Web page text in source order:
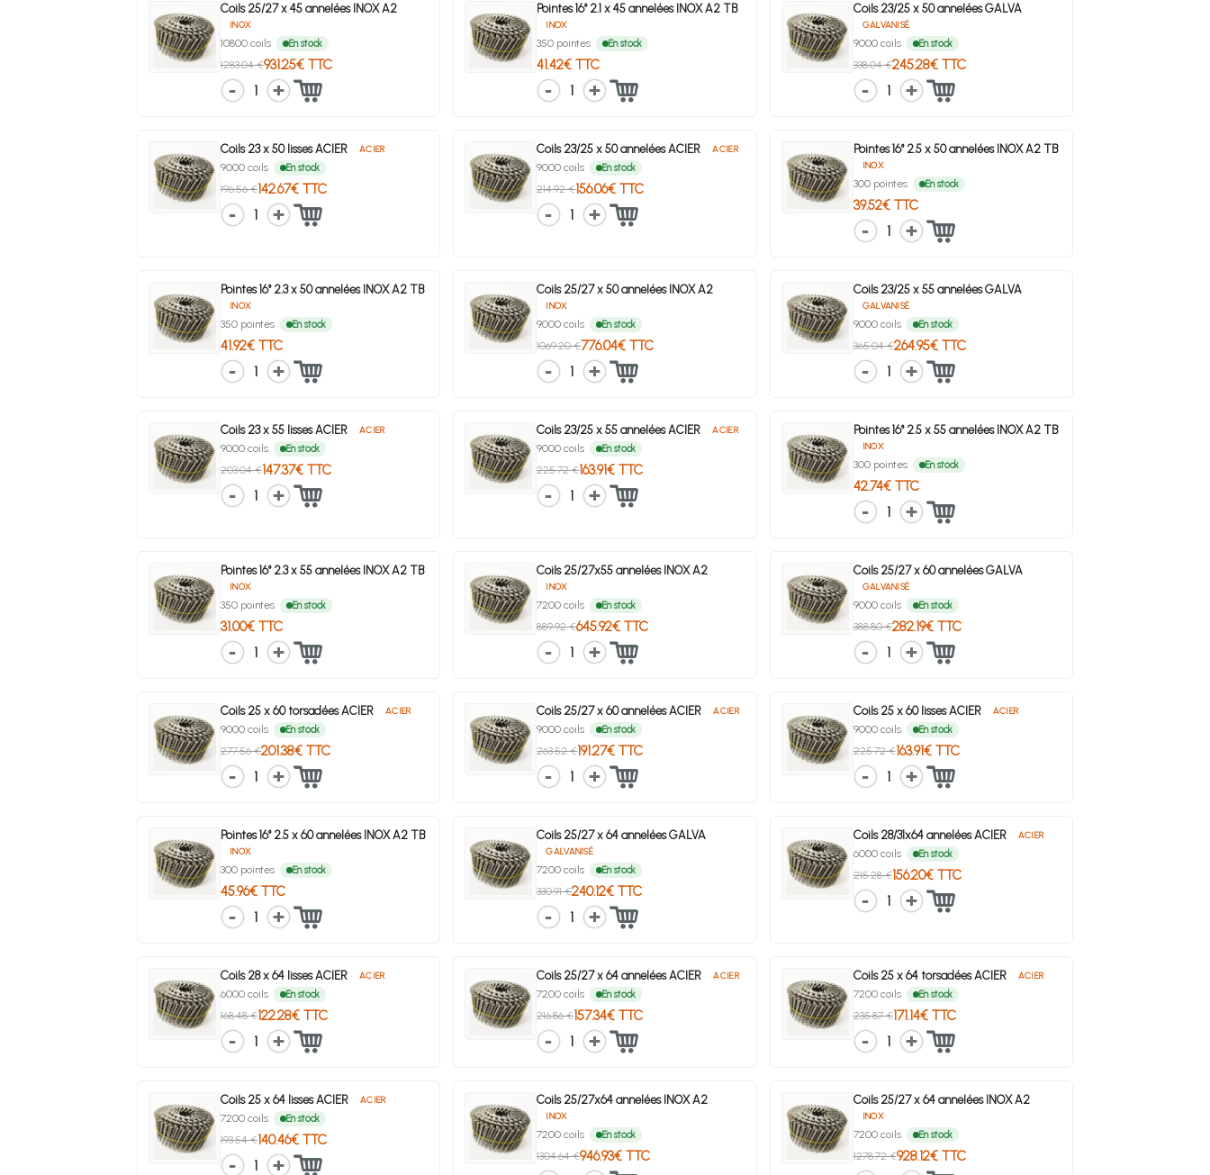
Coils 25/27 x 45 annelées INOX A2
INOX
10800 coils En stock
1283.04 €931.25€ TTC
1
Pointes 16° 2.1 x 45 annelées INOX A2 TB
INOX
350 pointes En stock
41.42€ TTC
1
Coils 23/25 x 50 annelées GALVA
GALVANISÉ
9000 coils En stock
338.04 €245.28€ TTC
1
Coils 23 x 50 lisses ACIER ACIER
9000 coils En stock
196.56 €142.67€ TTC
1
Coils 23/25 x 50 annelées ACIER ACIER
9000 coils En stock
214.92 €156.06€ TTC
1
Pointes 16° 2.5 x 50 annelées INOX A2 TB
INOX
300 pointes En stock
39.52€ TTC
1
Pointes 16° 2.3 x 50 annelées INOX A2 TB
INOX
350 pointes En stock
41.92€ TTC
1
Coils 25/27 x 50 annelées INOX A2
INOX
9000 coils En stock
1069.20 €776.04€ TTC
1
Coils 23/25 x 55 annelées GALVA
GALVANISÉ
9000 coils En stock
365.04 €264.95€ TTC
1
Coils 23 x 55 lisses ACIER ACIER
9000 coils En stock
203.04 €147.37€ TTC
1
Coils 23/25 x 55 annelées ACIER ACIER
9000 coils En stock
225.72 €163.91€ TTC
1
Pointes 16° 2.5 x 55 annelées INOX A2 TB
INOX
300 pointes En stock
42.74€ TTC
1
Pointes 16° 2.3 x 55 annelées INOX A2 TB
INOX
350 pointes En stock
31.00€ TTC
1
Coils 25/27x55 annelées INOX A2
INOX
7200 coils En stock
889.92 €645.92€ TTC
1
Coils 25/27 x 60 annelées GALVA
GALVANISÉ
9000 coils En stock
388.80 €282.19€ TTC
1
Coils 25 x 60 torsadées ACIER ACIER
9000 coils En stock
277.56 €201.38€ TTC
1
Coils 25/27 x 60 annelées ACIER ACIER
9000 coils En stock
263.52 €191.27€ TTC
1
Coils 25 x 60 lisses ACIER ACIER
9000 coils En stock
225.72 €163.91€ TTC
1
Pointes 16° 2.5 x 60 annelées INOX A2 TB
INOX
300 pointes En stock
45.96€ TTC
1
Coils 25/27 x 64 annelées GALVA
GALVANISÉ
7200 coils En stock
330.91 €240.12€ TTC
1
Coils 28/31x64 annelées ACIER ACIER
6000 coils En stock
215.28 €156.20€ TTC
1
Coils 28 x 64 lisses ACIER ACIER
6000 coils En stock
168.48 €122.28€ TTC
1
Coils 25/27 x 64 annelées ACIER ACIER
7200 coils En stock
216.86 €157.34€ TTC
1
Coils 25 x 64 torsadées ACIER ACIER
7200 coils En stock
235.87 €171.14€ TTC
1
Coils 25 x 64 lisses ACIER ACIER
7200 coils En stock
193.54 €140.46€ TTC
1
Coils 25/27x64 annelées INOX A2
INOX
7200 coils En stock
1304.64 €946.93€ TTC
Coils 25/27 x 64 annelées INOX A2
INOX
7200 coils En stock
1278.72 €928.12€ TTC